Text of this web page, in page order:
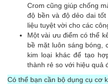
Crom cũng giúp chống
độ bền và độ dẻo dai
liệu tuyệt vời cho các
Một vài ưu điểm có thể
bề mặt luôn sáng bóng,
kim loại khác để tạo
thành rẻ so với hiệu quả
Có thể bạn cần bộ dụng cụ cơ